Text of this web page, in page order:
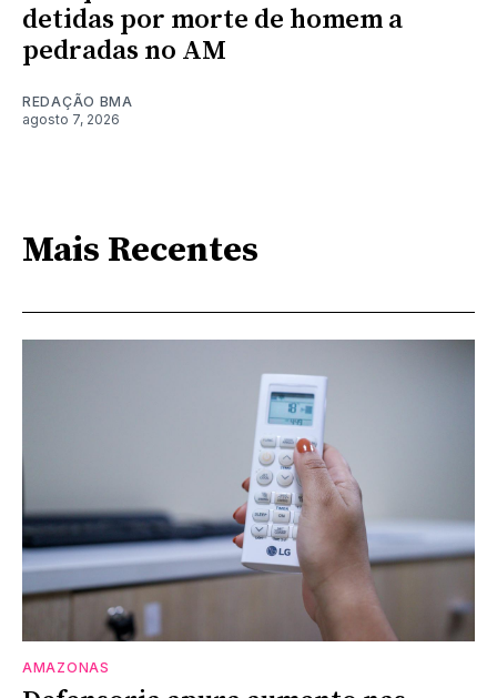
detidas por morte de homem a
pedradas no AM
REDAÇÃO BMA
agosto 7, 2026
Mais Recentes
AMAZONAS